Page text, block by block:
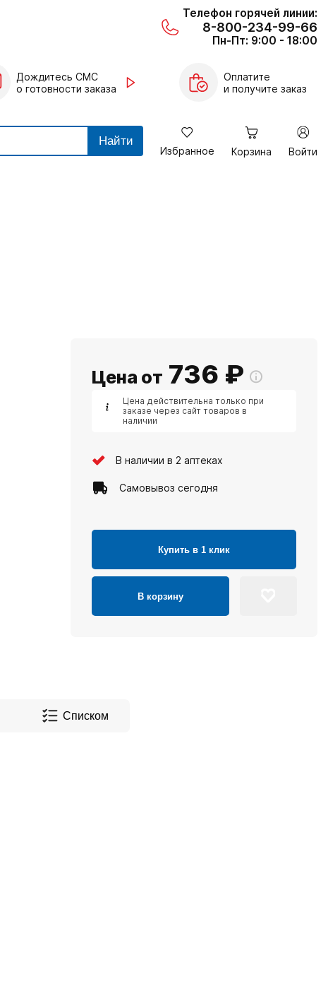
Телефон горячей линии:
8-800-234-99-66
Пн-Пт: 9:00 - 18:00
Дождитесь СМС
о готовности заказа
Оплатите
и получите заказ
Найти
Избранное Корзина Войти
Цена от 736 ₽
Цена действительна только при
заказе через сайт товаров в
наличии
В наличии в 2 аптеках
Самовывоз сегодня
Купить в 1 клик
В корзину
Списком